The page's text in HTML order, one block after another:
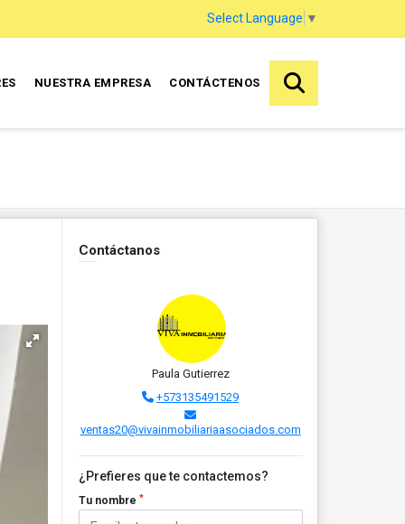
Select Language ▼
NUESTRA EMPRESA CONTÁCTENOS
Contáctanos
Paula Gutierrez
+573135491529
ventas20@vivainmobiliariaasociados.com
¿Prefieres que te contactemos?
Tu nombre *